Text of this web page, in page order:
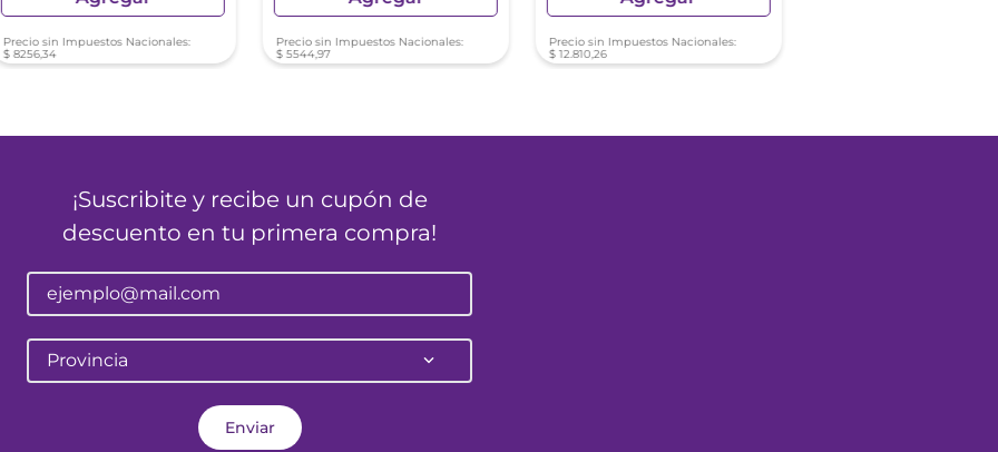
Precio sin Impuestos Nacionales:
$ 8256,34
Precio sin Impuestos Nacionales:
$ 5544,97
Precio sin Impuestos Nacionales:
$ 12.810,26
¡Suscribite y recibe un cupón de
descuento en tu primera compra!
Provincia
Enviar